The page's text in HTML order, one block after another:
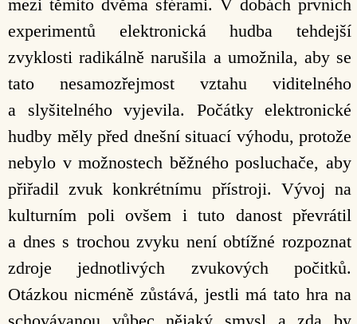
mezi těmito dvěma sférami. V dobách prvních
experimentů elektronická hudba tehdejší
zvyklosti radikálně narušila a umožnila, aby se
tato nesamozřejmost vztahu viditelného
a slyšitelného vyjevila. Počátky elektronické
hudby měly před dnešní situací výhodu, protože
nebylo v možnostech běžného posluchače, aby
přiřadil zvuk konkrétnímu přístroji. Vývoj na
kulturním poli ovšem i tuto danost převrátil
a dnes s trochou zvyku není obtížné rozpoznat
zdroje jednotlivých zvukových počitků.
Otázkou nicméně zůstává, jestli má tato hra na